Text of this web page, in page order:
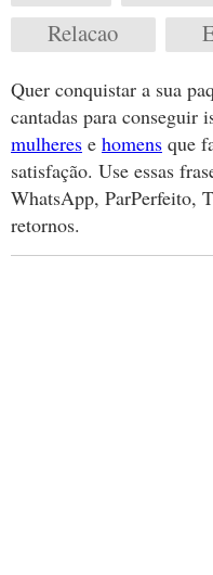
Relacao
Quer conquistar a sua
cantadas para conseguir
mulheres e homens que
satisfação. Use essas
WhatsApp, ParPerfeito,
retornos.